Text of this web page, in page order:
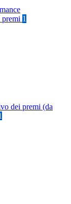
premi 1
dei premi (da